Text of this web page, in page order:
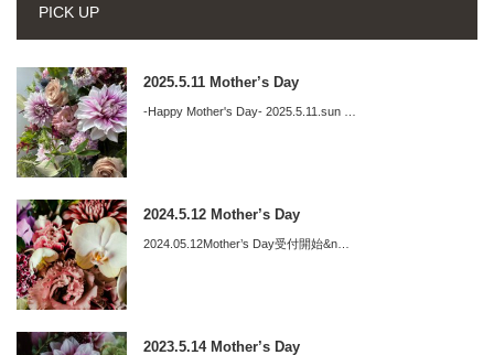
PICK UP
2025.5.11 Mother’s Day
-Happy Mother's Day- 2025.5.11.sun …
2024.5.12 Mother’s Day
2024.05.12Mother’s Day受付開始&n…
2023.5.14 Mother’s Day